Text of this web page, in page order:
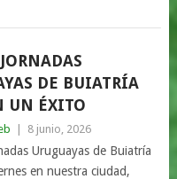
DE BUIATRÍA
UN ÉXITO
8 junio, 2026
Uruguayas de Buiatría
en nuestra ciudad,